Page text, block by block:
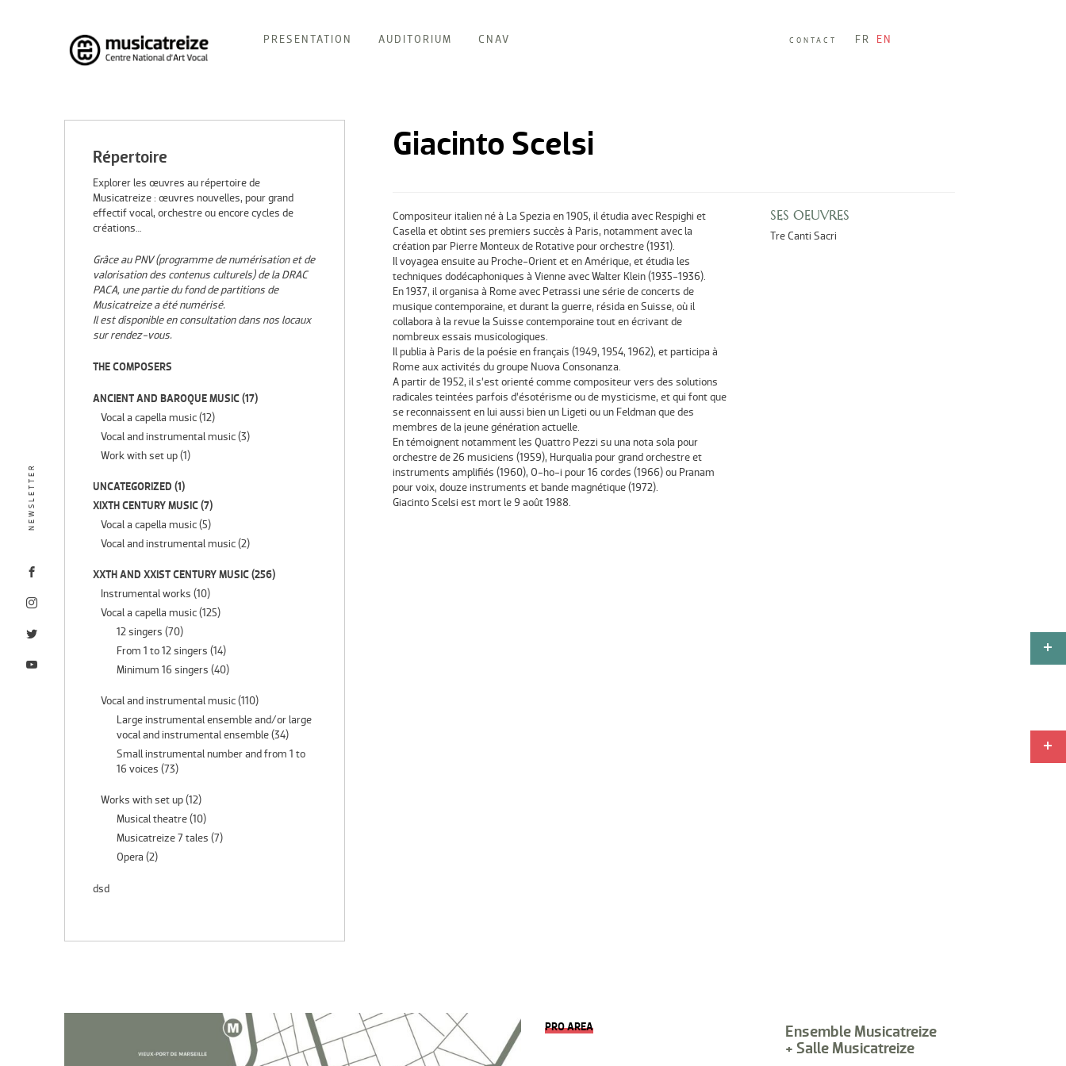
Skip
to
content
PRESENTATION AUDITORIUM CNAV CONTACT FR EN
NEWSLETTER
Giacinto Scelsi
Compositeur italien né à La Spezia en 1905, il étudia avec Respighi et
Casella et obtint ses premiers succès à Paris, notamment avec la
création par Pierre Monteux de Rotative pour orchestre (1931).
Il voyagea ensuite au Proche-Orient et en Amérique, et étudia les
techniques dodécaphoniques à Vienne avec Walter Klein (1935-1936).
En 1937, il organisa à Rome avec Petrassi une série de concerts de
musique contemporaine, et durant la guerre, résida en Suisse, où il
collabora à la revue la Suisse contemporaine tout en écrivant de
nombreux essais musicologiques.
Il publia à Paris de la poésie en français (1949, 1954, 1962), et participa à
Rome aux activités du groupe Nuova Consonanza.
A partir de 1952, il s’est orienté comme compositeur vers des solutions
radicales teintées parfois d’ésotérisme ou de mysticisme, et qui font que
se reconnaissent en lui aussi bien un Ligeti ou un Feldman que des
membres de la jeune génération actuelle.
En témoignent notamment les Quattro Pezzi su una nota sola pour
orchestre de 26 musiciens (1959), Hurqualia pour grand orchestre et
instruments amplifiés (1960), O-ho-i pour 16 cordes (1966) ou Pranam
pour voix, douze instruments et bande magnétique (1972).
Giacinto Scelsi est mort le 9 août 1988.
SES OEUVRES
Tre Canti Sacri
Répertoire
Explorer les œuvres au répertoire de
Musicatreize : œuvres nouvelles, pour grand
effectif vocal, orchestre ou encore cycles de
créations…
Grâce au PNV (programme de numérisation et de
valorisation des contenus culturels) de la DRAC
PACA, une partie du fond de partitions de
Musicatreize a été numérisé.
Il est disponible en consultation dans nos locaux
sur rendez-vous.
THE COMPOSERS
ANCIENT AND BAROQUE MUSIC(17)
Vocal a capella music(12)
Vocal and instrumental music(3)
Work with set up(1)
UNCATEGORIZED (1)
XIXTH CENTURY MUSIC(7)
Vocal a capella music(5)
Vocal and instrumental music(2)
XXTH AND XXIST CENTURY MUSIC(256)
Instrumental works (10)
Vocal a capella music(125)
12 singers (70)
From 1 to 12 singers (14)
Minimum 16 singers (40)
Vocal and instrumental music(110)
Large instrumental ensemble and/or large
vocal and instrumental ensemble(34)
Small instrumental number and from 1 to
16 voices (73)
Works with set up(12)
Musical theatre(10)
Musicatreize 7 tales (7)
Opera (2)
dsd
PRO AREA
Ensemble Musicatreize
+ Salle Musicatreize